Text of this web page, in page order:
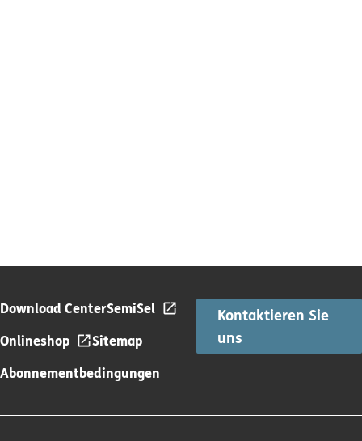
Download CenterSemiSel
Onlineshop
Sitemap
Abonnementbedingungen
Kontaktieren Sie
uns